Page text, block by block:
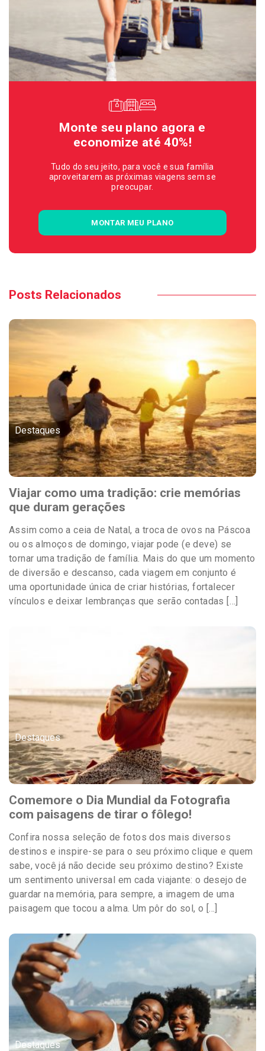
Monte seu plano agora e
economize até 40%!
Tudo do seu jeito, para você e sua família
aproveitarem as próximas viagens sem se
preocupar.
MONTAR MEU PLANO
Posts Relacionados
Destaques
Viajar como uma tradição: crie memórias
que duram gerações
Assim como a ceia de Natal, a troca de ovos na Páscoa
ou os almoços de domingo, viajar pode (e deve) se
tornar uma tradição de família. Mais do que um momento
de diversão e descanso, cada viagem em conjunto é
uma oportunidade única de criar histórias, fortalecer
vínculos e deixar lembranças que serão contadas […]
Destaques
Comemore o Dia Mundial da Fotografia
com paisagens de tirar o fôlego!
Confira nossa seleção de fotos dos mais diversos
destinos e inspire-se para o seu próximo clique e quem
sabe, você já não decide seu próximo destino? Existe
um sentimento universal em cada viajante: o desejo de
guardar na memória, para sempre, a imagem de uma
paisagem que tocou a alma. Um pôr do sol, o […]
Destaques